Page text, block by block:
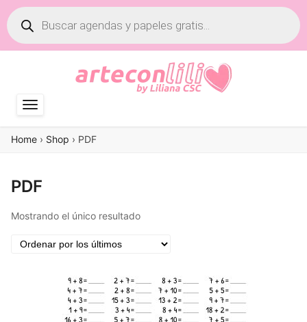
Búsqueda
de
productos
Home › Shop › PDF
PDF
Mostrando el único resultado